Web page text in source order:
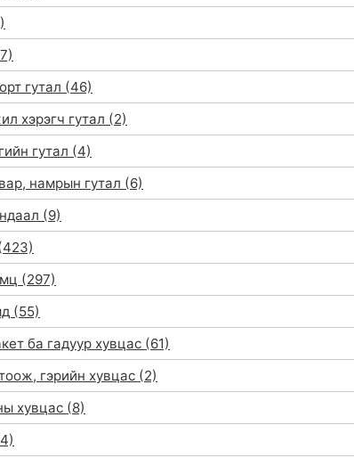
гутал (46)
хэрэгч гутал (2)
гутал (4)
намрын гутал (6)
(9)
(297)
(55)
ба гадуур хувцас (61)
гэрийн хувцас (2)
хувцас (8)